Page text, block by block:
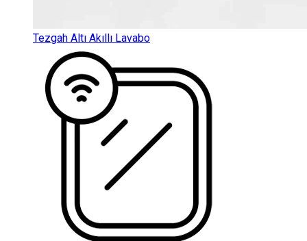
Tezgah Altı Akıllı Lavabo